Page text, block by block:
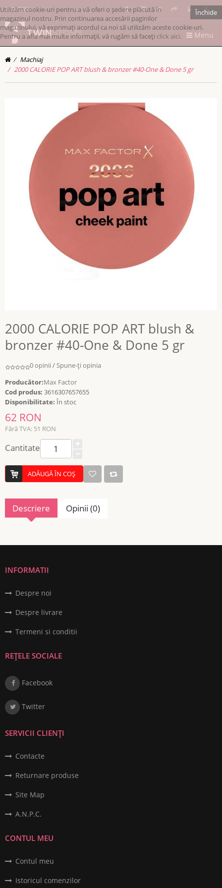
RONRON
Menu
Machiaj
2000 CALORIE POP ART blush & bronzer #40-One & Done 5 gr
2000 CALORIE POP ART blush &
bronzer #40-One & Done 5 gr
0 opinii /Spune-ţi opinia
Producător:Max Factor
Cod produs: 3616307657655
Disponibilitate: În stoc
62 RON
Fără TVA: 51 RON
Cantitate
ADĂUGĂ ÎN COŞ
Descriere Opinii (0)
INFORMATII
Despre noi
Despre livrare
Termeni si conditii
REȚELE SOCIALE
Facebook
Twitter
SERVICII CLIENȚI
Contacte
Returnare produse
Site Map
A.N.P.C.
CONTUL MEU
Contul meu
Istoricul comenzilor
Închide
Utilizăm cookie-uri pentru a vă oferi o ședere plăcută în
magazinul nostru. Prin continuarea accesării paginilor
magazinului, vă exprimați acordul ca noi să utilizăm aceste cookie-uri.
Pentru a afla mai multe informații, vă rugăm să faceți click aici.